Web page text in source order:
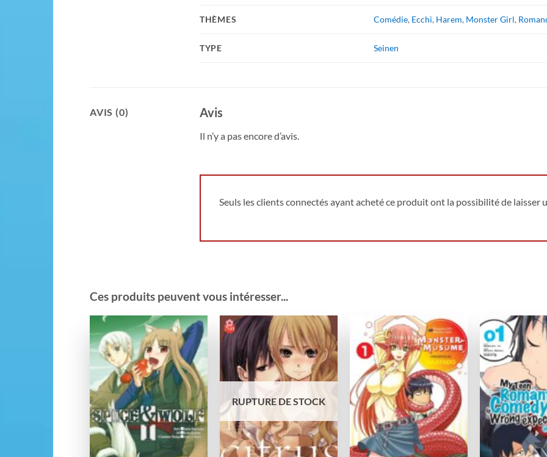
THÈMES Comédie, Ecchi, Harem, Monster Girl,
TYPE Seinen
AVIS (0) Avis
Il n’y a pas encore d’avis.
Seuls les clients connectés ayant acheté ce produit ont la possibilité de laisser
Ces produits peuvent vous intéresser...
Ajouter
à la
wishlist
Ajouter
à la
wishlist
RUPTURE DE STOCK
Ajouter
à la
wishlist